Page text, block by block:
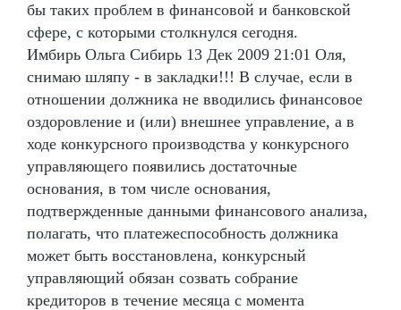
бы таких проблем в финансовой и банковской
сфере, с которыми столкнулся сегодня.
Имбирь Ольга Сибирь 13 Дек 2009 21:01 Оля,
снимаю шляпу - в закладки!!! В случае, если в
отношении должника не вводились финансовое
оздоровление и (или) внешнее управление, а в
ходе конкурсного производства у конкурсного
управляющего появились достаточные
основания, в том числе основания,
подтвержденные данными финансового анализа,
полагать, что платежеспособность должника
может быть восстановлена, конкурсный
управляющий обязан созвать собрание
кредиторов в течение месяца с момента